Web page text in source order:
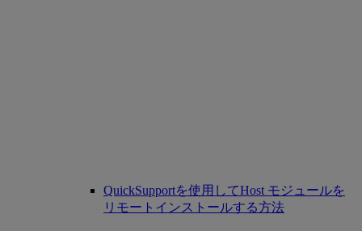
QuickSupportを使用してHost モジュールを
リモートインストールする方法